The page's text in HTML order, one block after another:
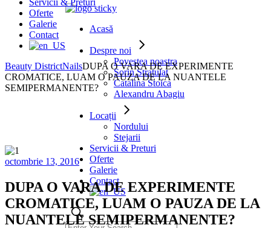
Acasă
Despre noi
Povestea noastra
Sorin Stratulat
Catalina Stoica
Alexandru Abagiu
Locații
Nordului
Stejarii
Servicii & Preturi
Oferte
Galerie
Contact
Servicii & Preturi
Oferte
Galerie
Contact
Beauty DistrictNailsDUPA O VARA DE EXPERIMENTE
CROMATICE, LUAM O PAUZA DE LA NUANTELE
SEMIPERMANENTE?
octombrie 13, 2016
DUPA O VARA DE EXPERIMENTE
CROMATICE, LUAM O PAUZA DE LA
NUANTELE SEMIPERMANENTE?